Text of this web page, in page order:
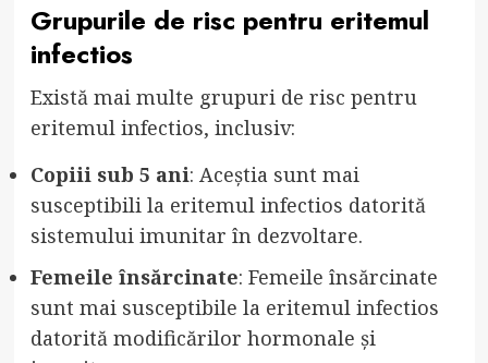
Grupurile de risc pentru eritemul
infectios
Există mai multe grupuri de risc pentru
eritemul infectios, inclusiv:
Copiii sub 5 ani: Aceștia sunt mai
susceptibili la eritemul infectios datorită
sistemului imunitar în dezvoltare.
Femeile însărcinate: Femeile însărcinate
sunt mai susceptibile la eritemul infectios
datorită modificărilor hormonale și